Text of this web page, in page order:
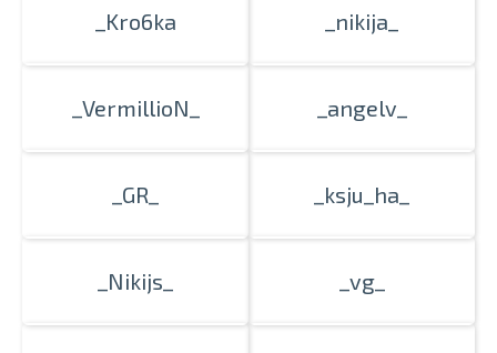
_Kro6ka _nikija_
_VermillioN_ _angelv_
_GR_ _ksju_ha_
_Nikijs_ _vg_